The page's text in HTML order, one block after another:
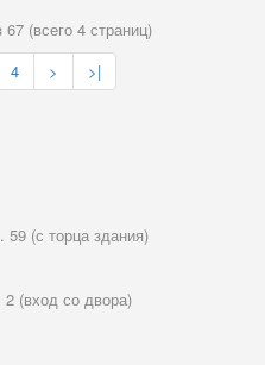
(всего 4 страниц)
4 > >|
(с торца здания)
(вход со двора)